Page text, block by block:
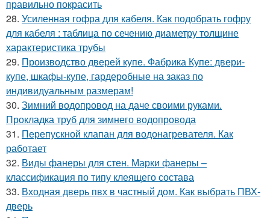
правильно покрасить
28. Усиленная гофра для кабеля. Как подобрать гофру
для кабеля : таблица по сечению диаметру толщине
характеристика трубы
29. Производство дверей купе. Фабрика Купе: двери-
купе, шкафы-купе, гардеробные на заказ по
индивидуальным размерам!
30. Зимний водопровод на даче своими руками.
Прокладка труб для зимнего водопровода
31. Перепускной клапан для водонагревателя. Как
работает
32. Виды фанеры для стен. Марки фанеры –
классификация по типу клеящего состава
33. Входная дверь пвх в частный дом. Как выбрать ПВХ-
дверь